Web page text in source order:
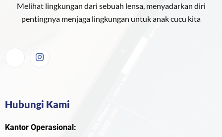
Melihat lingkungan dari sebuah lensa, menyadarkan diri
pentingnya menjaga lingkungan untuk anak cucu kita
Hubungi Kami
Kantor Operasional: